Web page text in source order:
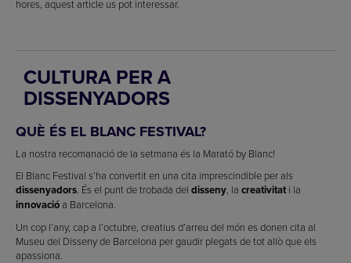
hores, aquest article us pot interessar.
CULTURA PER A
DISSENYADORS
QUÈ ÉS EL BLANC FESTIVAL?
La nostra recomanació de la setmana és la Marató by Blanc!
El Blanc Festival s’ha convertit en una cita imprescindible per als
dissenyadors. És el punt de trobada del disseny, la creativitat i la
innovacióa Barcelona.
Un cop l’any, cap a l’octubre, creatius d’arreu del món es donen cita al
Museu del Disseny de Barcelona per gaudir plegats de tot allò que els
apassiona.